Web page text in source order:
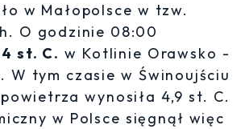
w Małopolsce w tzw.
O godzinie 08:00
st. C. w Kotlinie Orawsko -
W tym czasie w Świnoujściu
wynosiła 4,9 st. C.
w Polsce sięgnął więc